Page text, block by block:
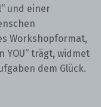
und einer
Workshopformat,
YOU“ trägt, widmet
dem Glück.